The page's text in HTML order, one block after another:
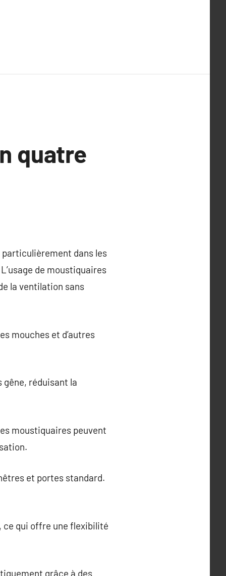
quatre
particulièrement dans les
de moustiquaires
la ventilation sans
mouches et d’autres
gêne, réduisant la
moustiquaires peuvent
et portes standard.
ce qui offre une flexibilité
grâce à des